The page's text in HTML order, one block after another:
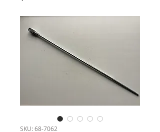
SKU: 68-7062